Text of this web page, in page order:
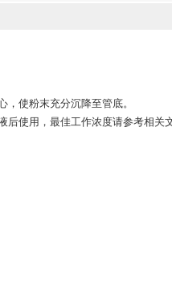
使粉末充分沉降至管底。
使用，最佳工作浓度请参考相关